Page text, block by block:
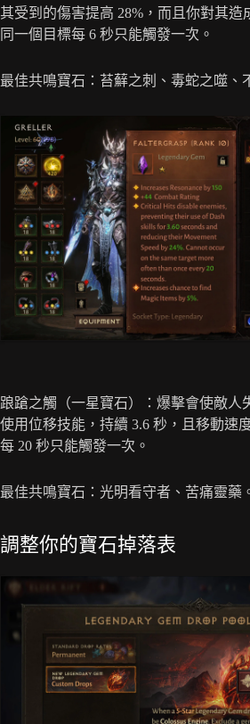
其受到的傷害提高 28%，而且你對其造
同一個目標每 6 秒只能觸發一次。
最佳共鳴寶石：苔蘚之刺、毒蛇之噬、
踉蹌之觸（一星寶石）：爆擊會使敵人
使用位移技能，持續 3.6 秒，且移動速
每 20 秒只能觸發一次。
最佳共鳴寶石：光明看守者、苦痛靈藥
調整你的寶石掉落表